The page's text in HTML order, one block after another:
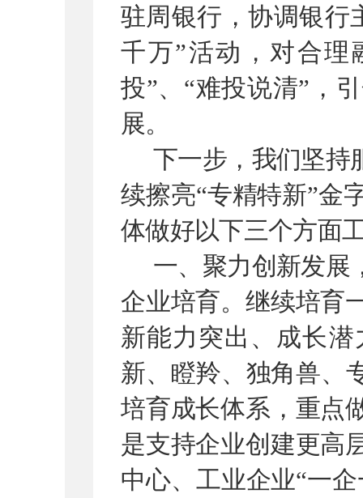
驻周银行，协调银行
千万”活动，对合理
投”、 “难投说清” ，
展。
下一步，我们坚持
续擦亮“专精特新”金
体做好以下三个方面
一、聚力创新发展
企业培育。继续培育
新能力突出、成长
新、瞪羚、独角兽、
培育成长体系，重点
是支持企业创建更高
中心、工业企业“一